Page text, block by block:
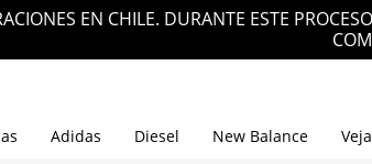
EN CHILE. DURANTE ESTE
Adidas Diesel New Balance Veja